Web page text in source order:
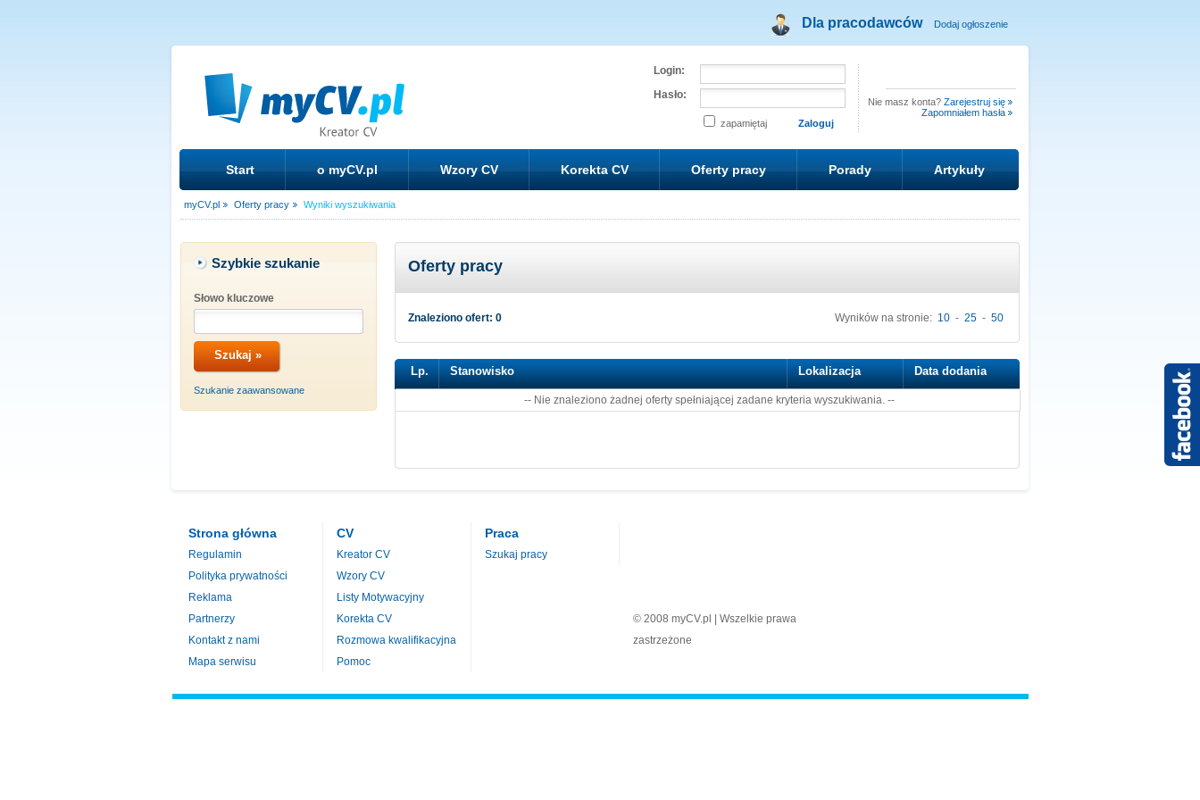
Dla pracodawców Dodaj ogłoszenie
Login:
Hasło:
zapamiętaj
Nie masz konta? Zarejestruj się
Zapomniałem hasła
Start o myCV.pl Wzory CV Korekta CV Oferty pracy Porady Artykuły
myCV.pl Oferty pracy Wyniki wyszukiwania
Szybkie szukanie
Słowo kluczowe
Szukanie zaawansowane
Oferty pracy
Znaleziono ofert: 0 Wyników na stronie: 10 - 25 - 50
Lp. Stanowisko Lokalizacja Data dodania
-- Nie znaleziono żadnej oferty spełniającej zadane kryteria wyszukiwania. --
Strona główna
Regulamin
Polityka prywatności
Reklama
Partnerzy
Kontakt z nami
Mapa serwisu
CV
Kreator CV
Wzory CV
Listy Motywacyjny
Korekta CV
Rozmowa kwalifikacyjna
Pomoc
Praca
Szukaj pracy
© 2008 myCV.pl | Wszelkie prawa
zastrzeżone